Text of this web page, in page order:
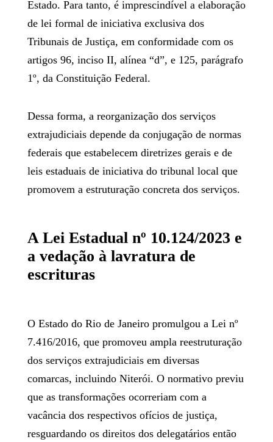
Estado. Para tanto, é imprescindível a elaboração
de lei formal de iniciativa exclusiva dos
Tribunais de Justiça, em conformidade com os
artigos 96, inciso II, alínea “d”, e 125, parágrafo
1º, da Constituição Federal.
Dessa forma, a reorganização dos serviços
extrajudiciais depende da conjugação de normas
federais que estabelecem diretrizes gerais e de
leis estaduais de iniciativa do tribunal local que
promovem a estruturação concreta dos serviços.
A Lei Estadual nº 10.124/2023 e
a vedação à lavratura de
escrituras
O Estado do Rio de Janeiro promulgou a Lei nº
7.416/2016, que promoveu ampla reestruturação
dos serviços extrajudiciais em diversas
comarcas, incluindo Niterói. O normativo previu
que as transformações ocorreriam com a
vacância dos respectivos ofícios de justiça,
resguardando os direitos dos delegatários então